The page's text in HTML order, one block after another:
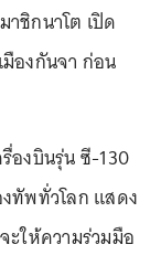
ชิกนาโต เปิด
องกันจา ก่อน
องบินรุ่น ซี-130
ทัพทั่วโลก แสดง
ะให้ความร่วมมือ